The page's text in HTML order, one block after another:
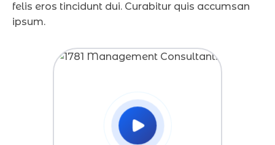
felis eros tincidunt dui. Curabitur quis accumsan
ipsum.